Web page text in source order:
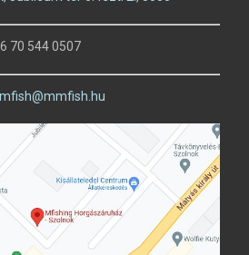
70 544 0507